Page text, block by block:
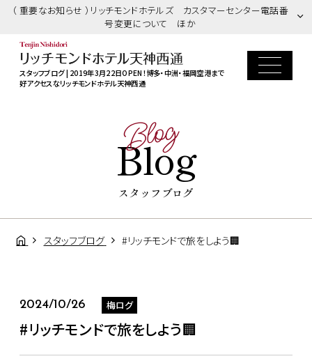
（ 重要なお知らせ ）リッチモンドホテルズ カスタマーセンター電話番
号変更について ほか
スタッフブログ | 2019年3月22日OPEN！博多・中洲・福岡空港まで
好アクセスなリッチモンドホテル天神西通
Blog
Blog
スタッフブログ
スタッフブログ #リッチモンドで旅をしよう🏢
2024/10/26 梅ログ
#リッチモンドで旅をしよう🏢